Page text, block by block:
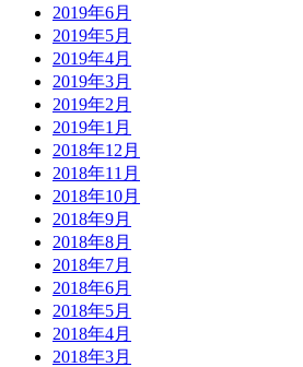
2019年6月
2019年5月
2019年4月
2019年3月
2019年2月
2019年1月
2018年12月
2018年11月
2018年10月
2018年9月
2018年8月
2018年7月
2018年6月
2018年5月
2018年4月
2018年3月